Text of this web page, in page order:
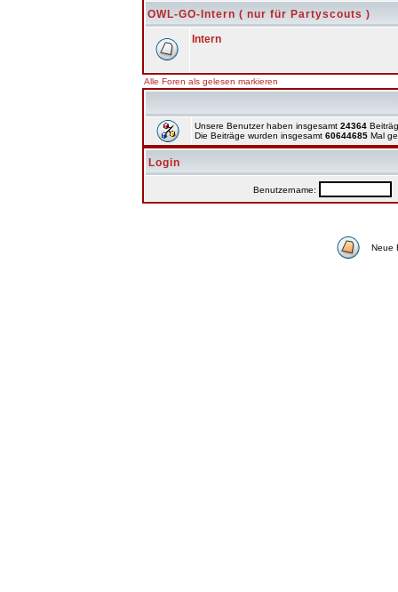
OWL-GO-Intern ( nur für Partyscouts )
Intern
Alle Foren als gelesen markieren
Unsere Benutzer haben insgesamt 24364
Die Beiträge wurden insgesamt 60644685 Mal
Login
Benutzername:
Neue